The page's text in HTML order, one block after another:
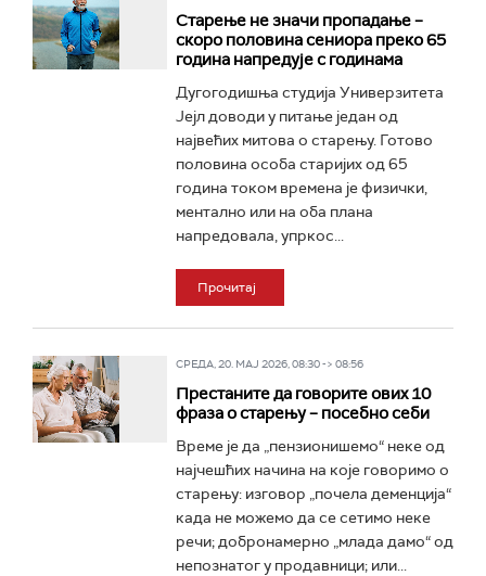
Старење не значи пропадање –
скоро половина сениора преко 65
година напредује с годинама
Дугогодишња студија Универзитета
Јејл доводи у питање један од
највећих митова о старењу. Готово
половина особа старијих од 65
година током времена је физички,
ментално или на оба плана
напредовала, упркос...
Прочитај
СРЕДА, 20. МАЈ 2026, 08:30 -> 08:56
Престаните да говорите ових 10
фраза о старењу – посебно себи
Време је да „пензионишемо“ неке од
најчешћих начина на које говоримо о
старењу: изговор „почела деменција“
када не можемо да се сетимо неке
речи; добронамерно „млада дамо“ од
непознатог у продавници; или...